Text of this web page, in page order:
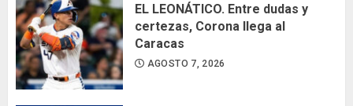
EL LEONÁTICO. Entre dudas y
certezas, Corona llega al
Caracas
AGOSTO 7, 2026